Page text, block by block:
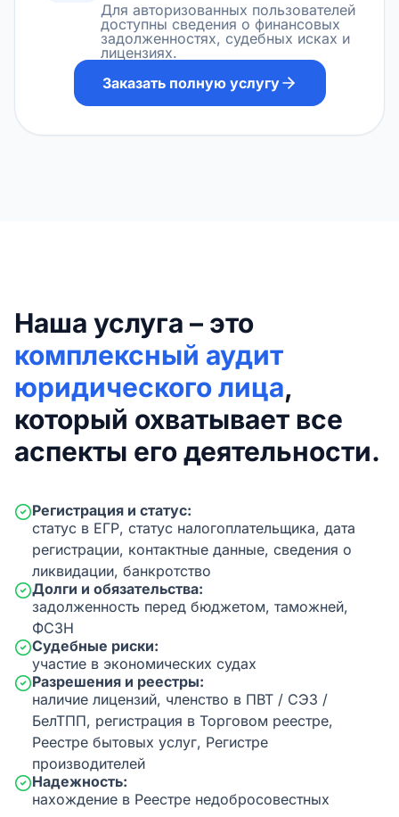
Для авторизованных пользователей
доступны сведения о финансовых
задолженностях, судебных исках и
лицензиях.
Заказать полную услугу
Наша услуга – это
комплексный аудит
юридического лица,
который охватывает все
аспекты его деятельности.
Регистрация и статус:
статус в ЕГР, статус налогоплательщика, дата
регистрации, контактные данные, сведения о
ликвидации, банкротство
Долги и обязательства:
задолженность перед бюджетом, таможней,
ФСЗН
Судебные риски:
участие в экономических судах
Разрешения и реестры:
наличие лицензий, членство в ПВТ / СЭЗ /
БелТПП, регистрация в Торговом реестре,
Реестре бытовых услуг, Регистре
производителей
Надежность:
нахождение в Реестре недобросовестных